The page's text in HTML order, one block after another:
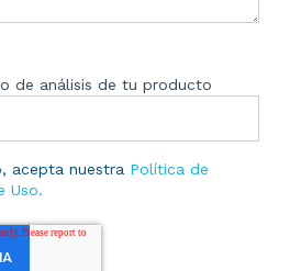
de análisis de tu producto
acepta nuestra Política de
Uso.